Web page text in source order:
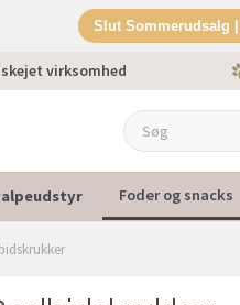
Slut Sommerudsalg
virksomhed
Foder og snacks